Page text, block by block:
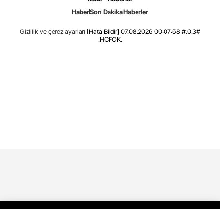
HaberSon DakikaHaberler
Gizlilik ve çerez ayarları [Hata Bildir] 07.08.2026 00:07:58 #.0.3#
.HCFOK.